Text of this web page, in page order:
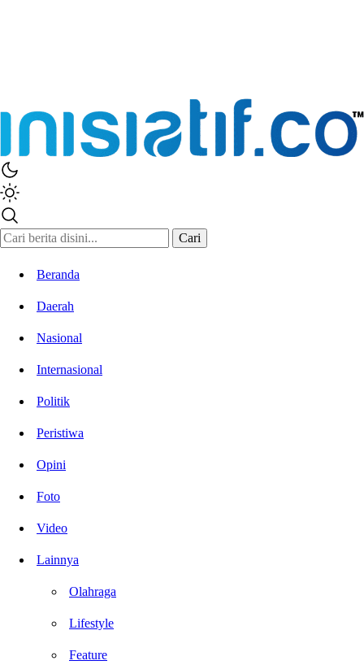
Cari
Beranda
Daerah
Nasional
Internasional
Politik
Peristiwa
Opini
Foto
Video
Lainnya
Olahraga
Lifestyle
Feature